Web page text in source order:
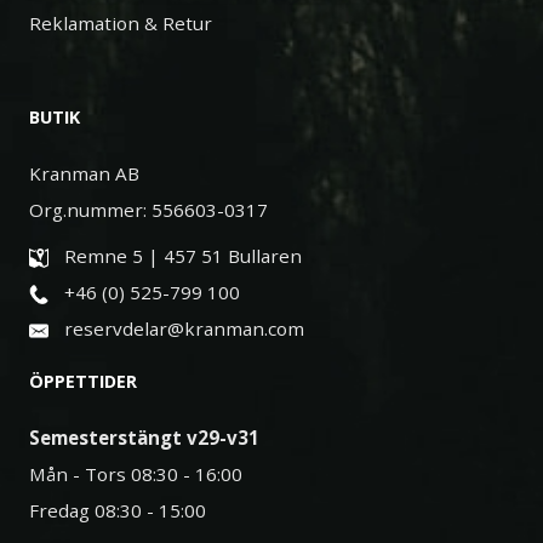
Reklamation & Retur
BUTIK
Kranman AB
Org.nummer: 556603-0317
Remne 5 | 457 51 Bullaren
+46 (0) 525-799 100
reservdelar@kranman.com
ÖPPETTIDER
Semesterstängt v29-v31
Mån - Tors 08:30 - 16:00
Fredag 08:30 - 15:00